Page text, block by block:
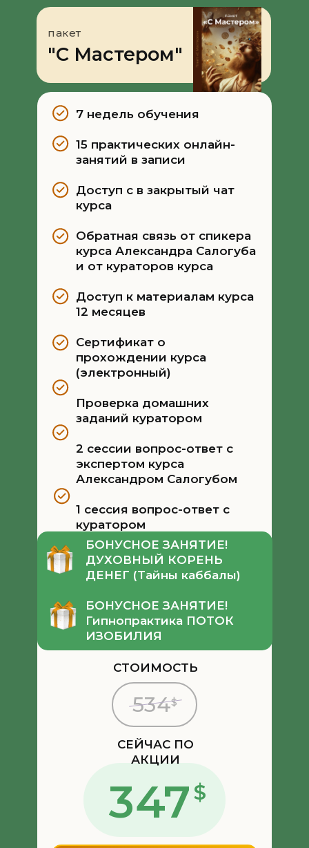
534$
$
347
"С Мастером"
пакет
7 недель обучения
15 практических онлайн-
занятий в записи
Доступ с в закрытый чат
курса
Обратная связь от спикера
курса Александра Салогуба
и от кураторов курса
Доступ к материалам курса
12 месяцев
Сертификат о
прохождении курса
(электронный)
Проверка домашних
заданий куратором
2 сессии вопрос-ответ с
экспертом курса
Александром Салогубом
1 сессия вопрос-ответ с
куратором
СТОИМОСТЬ
СЕЙЧАС ПО
АКЦИИ
БОНУСНОЕ ЗАНЯТИЕ!
ДУХОВНЫЙ КОРЕНЬ
ДЕНЕГ (Тайны каббалы)
БОНУСНОЕ ЗАНЯТИЕ!
Гипнопрактика ПОТОК
ИЗОБИЛИЯ